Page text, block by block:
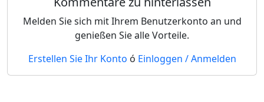
Melden Sie sich mit Ihrem Benutzerkonto an und
genießen Sie alle Vorteile.
Erstellen Sie Ihr Konto ó Einloggen / Anmelden